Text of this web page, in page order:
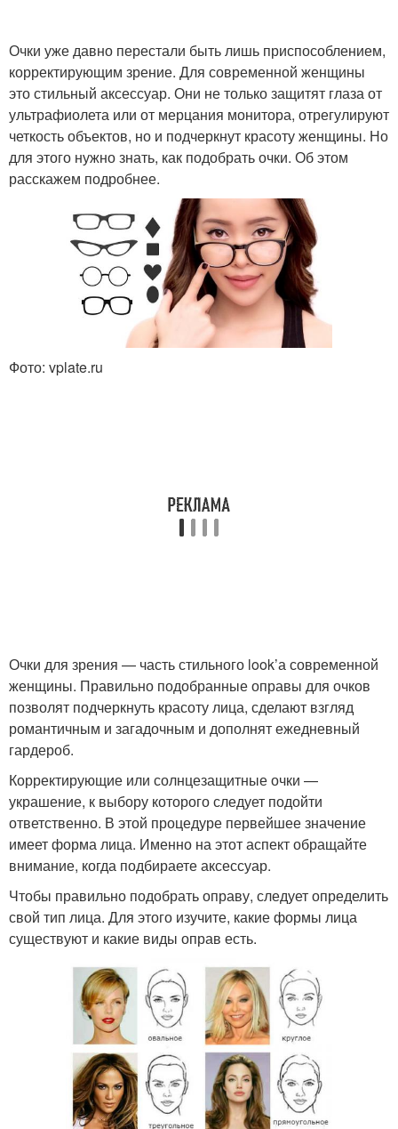
Очки уже давно перестали быть лишь приспособлением,
корректирующим зрение. Для современной женщины
это стильный аксессуар. Они не только защитят глаза от
ультрафиолета или от мерцания монитора, отрегулируют
четкость объектов, но и подчеркнут красоту женщины. Но
для этого нужно знать, как подобрать очки. Об этом
расскажем подробнее.
Фото: vplate.ru
Очки для зрения — часть стильного look’а современной
женщины. Правильно подобранные оправы для очков
позволят подчеркнуть красоту лица, сделают взгляд
романтичным и загадочным и дополнят ежедневный
гардероб.
Корректирующие или солнцезащитные очки —
украшение, к выбору которого следует подойти
ответственно. В этой процедуре первейшее значение
имеет форма лица. Именно на этот аспект обращайте
внимание, когда подбираете аксессуар.
Чтобы правильно подобрать оправу, следует определить
свой тип лица. Для этого изучите, какие формы лица
существуют и какие виды оправ есть.